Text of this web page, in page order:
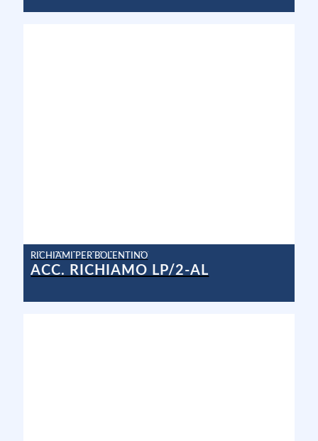
RICHIAMI PER BOLENTINO
ACC. RICHIAMO LP/2-AL